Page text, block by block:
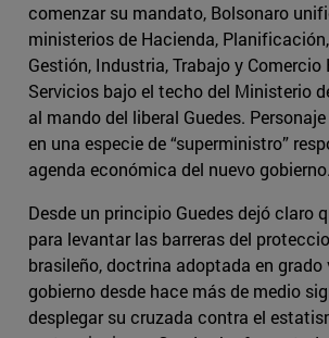
comenzar su mandato, Bolsonaro
ministerios de Hacienda,
Gestión, Industria, Trabajo y Comercio
Servicios bajo el techo del Ministerio
al mando del liberal Guedes.
en una especie de “superministro”
agenda económica del nuevo gobierno.
Desde un principio Guedes dejó claro
para levantar las barreras del
brasileño, doctrina adoptada en grado
gobierno desde hace más de medio
desplegar su cruzada contra el